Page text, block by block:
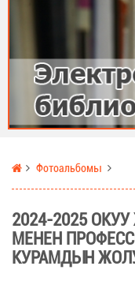
Фотоальбомы
2024-2025
МЕНЕН
КУРАМДЫН